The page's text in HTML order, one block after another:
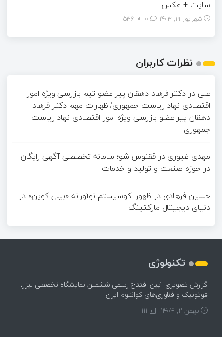
سایت + عکس
شهریور ۱۹, ۱۴۰۳ 536
نظرات کاربران
علیدر دکتر فرهاد دهقان پیر عضو تيم بازرسی ويژه امور
اقتصادی نهاد رياست جمهوری/اظهارات مهم دکتر فرهاد
دهقان پیر عضو بازرسی ویژه امور اقتصادی نهاد ریاست
جمهوری
مهدی غیوری در ققنوس شو؛ سامانه تخصصی آگهی رایگان
در حوزه صنعت و تولید و خدمات
حسین فرهادی در ظهور اکوسیستم نوآورانه «بیلی کوین» در
دنیای دیجیتال مارکتینگ
تکنولوژی
گزارش تصویری آیین افتتاح رسمی ششمین نمایشگاه تخصصی لیزر،
فوتونیک و فناوری‌های کوانتوم ایران
بهمن ۲, ۱۴۰۴
111